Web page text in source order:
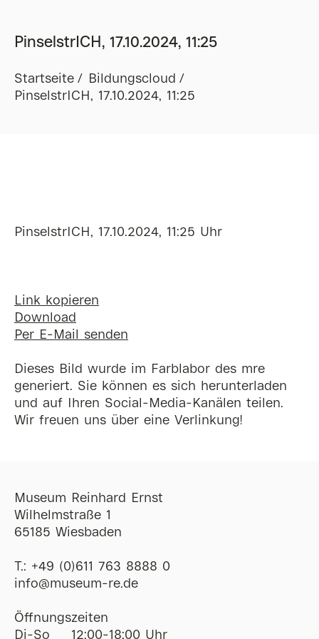
PinselstrICH, 17.10.2024, 11:25
Startseite
Bildungscloud
PinselstrICH, 17.10.2024, 11:25
PinselstrICH, 17.10.2024, 11:25 Uhr
Link kopieren
Download
Per E-Mail senden
Dieses Bild wurde im Farblabor des mre
generiert. Sie können es sich herunterladen
und auf Ihren Social-Media-Kanälen teilen.
Wir freuen uns über eine Verlinkung!
Museum Reinhard Ernst
Wilhelmstraße 1
65185 Wiesbaden
T.: +49 (0)611 763 8888 0
ofni@museum-re de
Öffnungszeiten
Di-So
12:00-18:00 Uhr